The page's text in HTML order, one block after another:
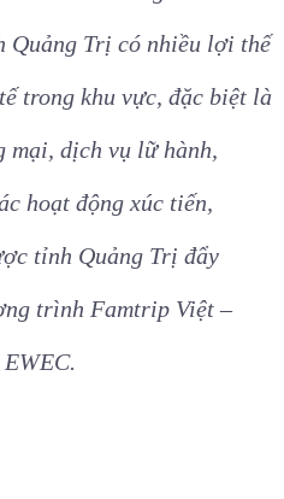
thăm quan tại Thạt
Chăn.